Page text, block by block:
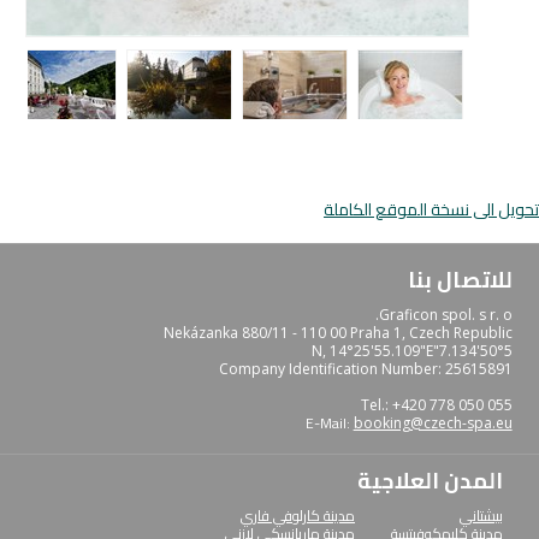
تحويل الى نسخة الموقع الكاملة
للاتصال بنا
Graficon spol. s r. o.
Nekázanka 880/11 - 110 00 Praha 1, Czech Republic
50°5'7.134"N, 14°25'55.109"E
Company Identification Number: 25615891
Tel.: +420 778 050 055
E-Mail:booking@czech-spa.eu
المدن العلاجية
بيشتاني مدينة كارلوفي فاري